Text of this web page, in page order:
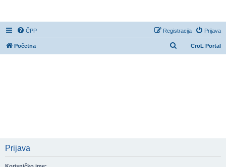
ČPP Prijava
Registracija
CroL Portal
Početna
Prijava